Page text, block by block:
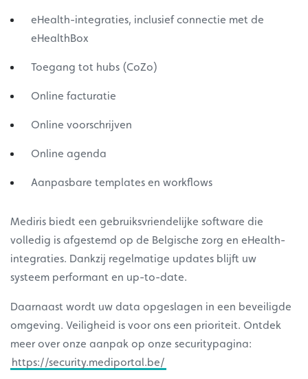
eHealth-integraties, inclusief connectie met de
eHealthBox
Toegang tot hubs (CoZo)
Online facturatie
Online voorschrijven
Online agenda
Aanpasbare templates en workflows
Mediris biedt een gebruiksvriendelijke software die
volledig is afgestemd op de Belgische zorg en eHealth-
integraties. Dankzij regelmatige updates blijft uw
systeem performant en up-to-date.
Daarnaast wordt uw data opgeslagen in een beveiligde
omgeving. Veiligheid is voor ons een prioriteit. Ontdek
meer over onze aanpak op onze securitypagina:
https://security.mediportal.be/